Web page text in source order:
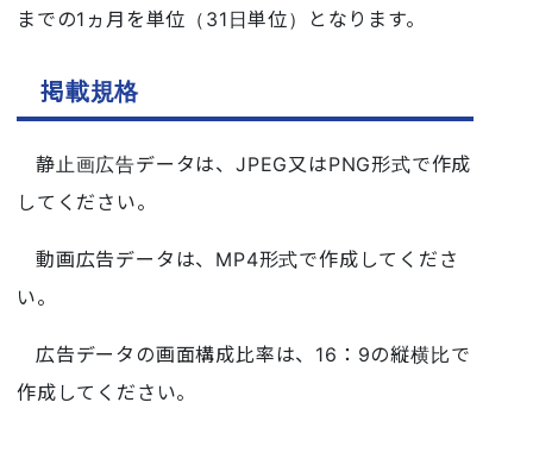
までの1ヵ月を単位（31日単位）となります。
掲載規格
静止画広告データは、JPEG又はPNG形式で作成
してください。
動画広告データは、MP4形式で作成してくださ
い。
広告データの画面構成比率は、16：9の縦横比で
作成してください。